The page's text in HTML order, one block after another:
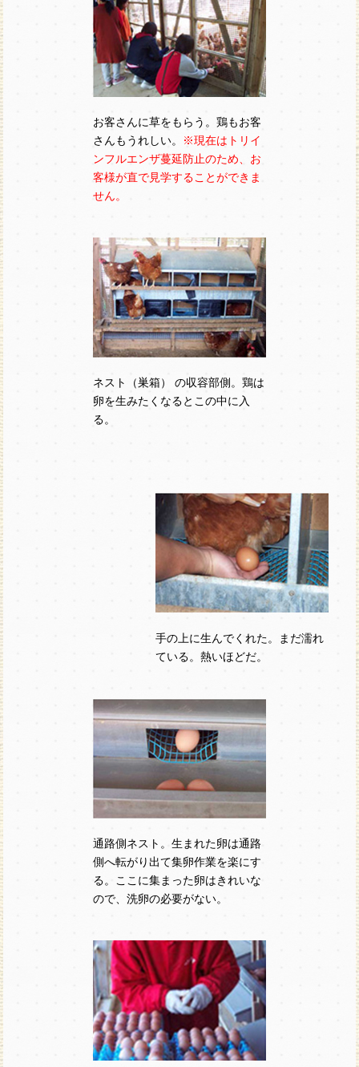
お客さんに草をもらう。鶏もお客
さんもうれしい。
※現在はトリイ
ンフルエンザ蔓延防止のため、お
客様が直で見学することができま
せん。
ネスト（巣箱） の収容部側。鶏は
卵を生みたくなるとこの中に入
る。
手の上に生んでくれた。まだ濡れ
ている。熱いほどだ。
通路側ネスト。生まれた卵は通路
側へ転がり出て集卵作業を楽にす
る。ここに集まった卵はきれいな
ので、洗卵の必要がない。